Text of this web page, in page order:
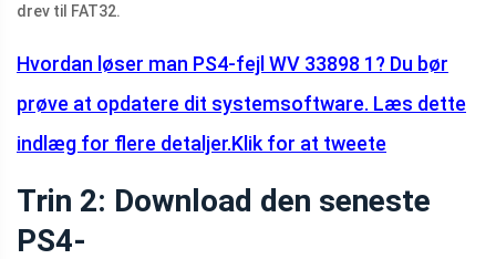
drev til FAT32.
Hvordan løser man PS4-fejl WV 33898 1? Du bør
prøve at opdatere dit systemsoftware. Læs dette
indlæg for flere detaljer.Klik for at tweete
Trin 2: Download den seneste
PS4-